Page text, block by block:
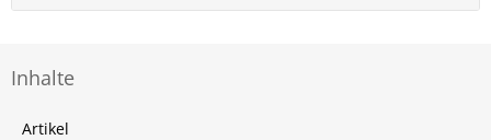
Inhalte
Artikel